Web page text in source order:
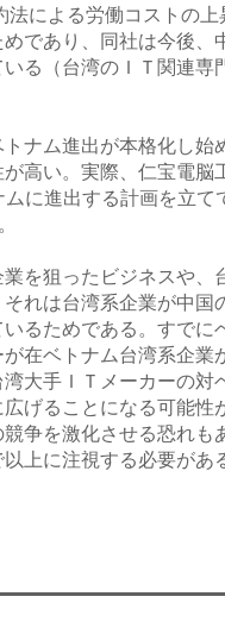
による労働コストの上
であり、同社は今後、
る（台湾のＩＴ関連専
ナム進出が本格化し始
高い。実際、仁宝電脳
に進出する計画を立て
を狙ったビジネスや、
れは台湾系企業が中国
るためである。すでに
在ベトナム台湾系企業
大手ＩＴメーカーの対
げることになる可能性
争を激化させる恐れも
上に注視する必要があ